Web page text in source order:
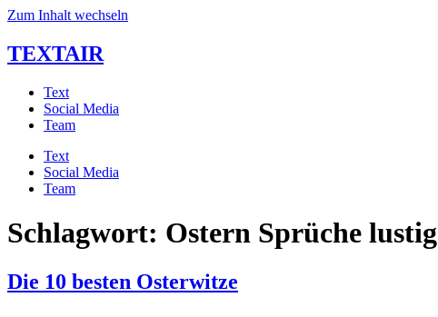
Zum Inhalt wechseln
TEXTAIR
Text
Social Media
Team
Text
Social Media
Team
Schlagwort: Ostern Sprüche lustig
Die 10 besten Osterwitze